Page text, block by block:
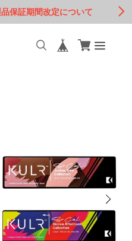
保証期間改定について